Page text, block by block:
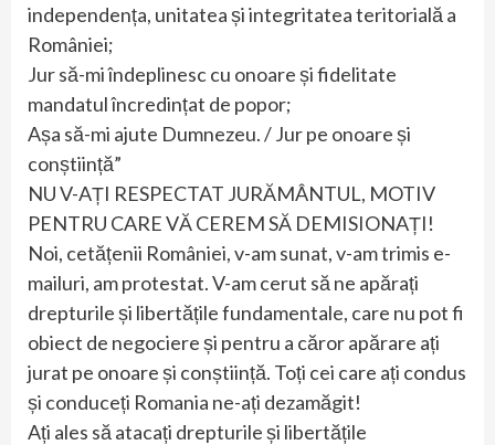
independența, unitatea și integritatea teritorială a
României;
Jur să-mi îndeplinesc cu onoare și fidelitate
mandatul încredințat de popor;
Așa să-mi ajute Dumnezeu. / Jur pe onoare și
conștiință”
NU V-AȚI RESPECTAT JURĂMÂNTUL, MOTIV
PENTRU CARE VĂ CEREM SĂ DEMISIONAȚI!
Noi, cetățenii României, v-am sunat, v-am trimis e-
mailuri, am protestat. V-am cerut să ne apărați
drepturile și libertățile fundamentale, care nu pot fi
obiect de negociere și pentru a căror apărare ați
jurat pe onoare și conștiință. Toți cei care ați condus
și conduceți Romania ne-ați dezamăgit!
Ați ales să atacați drepturile și libertățile